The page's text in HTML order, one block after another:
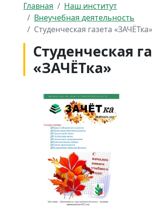
Главная
Наш институт
Внеучебная деятельность
Студенческая газета «ЗАЧЁТка»
Студенческая
«ЗАЧЁТка»